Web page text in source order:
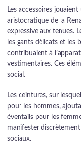
Les accessoires
aristocratique de la
expressive aux tenues.
les gants délicats et les
contribuaient à
vestimentaires. Ces
social.
Les ceintures, sur
pour les hommes,
éventails pour les
manifester
sociaux.